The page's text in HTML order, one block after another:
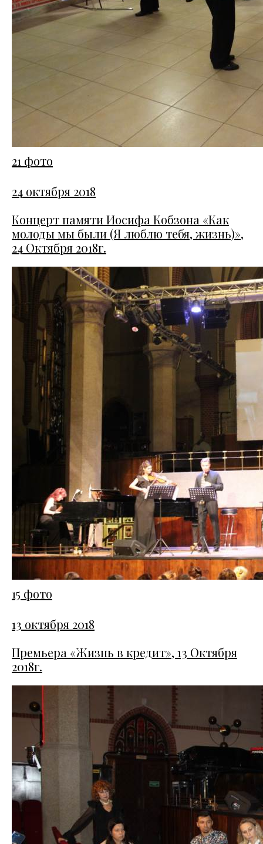
21 фото
24 октября 2018
Концерт памяти Иосифа Кобзона «Как
молоды мы были (Я люблю тебя, жизнь)»,
24 Октября 2018г.
15 фото
13 октября 2018
Премьера «Жизнь в кредит», 13 Октября
2018г.